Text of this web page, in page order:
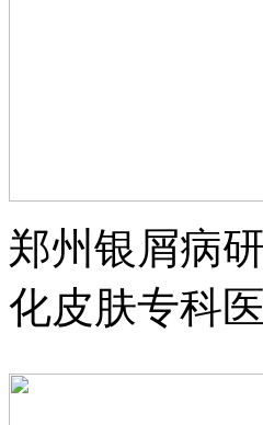
郑州银屑病
化皮肤专科